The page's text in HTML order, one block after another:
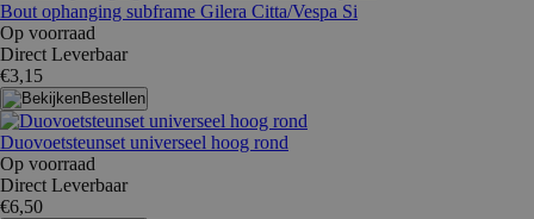
Bout ophanging subframe Gilera Citta/Vespa Si
Op voorraad
Direct Leverbaar
€3,15
Bestellen
Duovoetsteunset universeel hoog rond
Op voorraad
Direct Leverbaar
€6,50